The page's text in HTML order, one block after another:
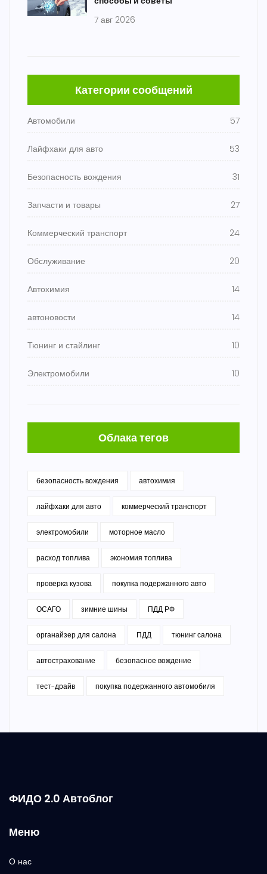
7 авг 2026
Категории сообщений
Автомобили 57
Лайфхаки для авто 53
Безопасность вождения 31
Запчасти и товары 27
Коммерческий транспорт 24
Обслуживание 20
Автохимия 14
автоновости 14
Тюнинг и стайлинг 10
Электромобили 10
Облака тегов
безопасность вождения автохимия
лайфхаки для авто коммерческий транспорт
электромобили моторное масло
расход топлива экономия топлива
проверка кузова покупка подержанного авто
ОСАГО зимние шины ПДД РФ
органайзер для салона ПДД тюнинг салона
автострахование безопасное вождение
тест-драйв покупка подержанного автомобиля
ФИДО 2.0 Автоблог
Меню
О нас